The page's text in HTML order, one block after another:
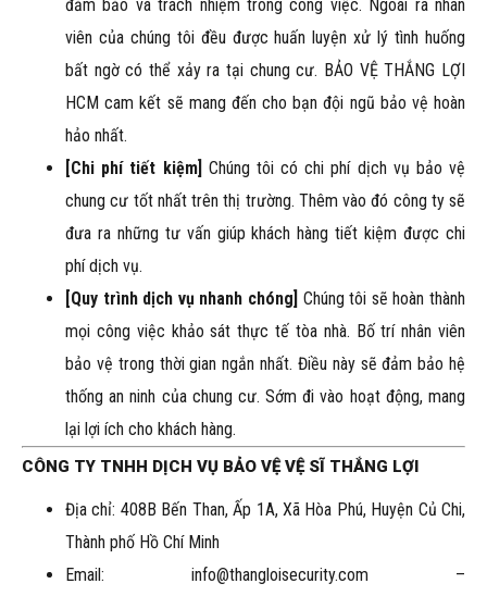
đảm bảo và trách nhiệm trong công việc. Ngoài ra nhân
viên của chúng tôi đều được huấn luyện xử lý tình huống
bất ngờ có thể xảy ra tại chung cư. BẢO VỆ THẮNG LỢI
HCM cam kết sẽ mang đến cho bạn đội ngũ bảo vệ hoàn
hảo nhất.
[Chi phí tiết kiệm] Chúng tôi có chi phí dịch vụ bảo vệ
chung cư tốt nhất trên thị trường. Thêm vào đó công ty sẽ
đưa ra những tư vấn giúp khách hàng tiết kiệm được chi
phí dịch vụ.
[Quy trình dịch vụ nhanh chóng] Chúng tôi sẽ hoàn thành
mọi công việc khảo sát thực tế tòa nhà. Bố trí nhân viên
bảo vệ trong thời gian ngắn nhất. Điều này sẽ đảm bảo hệ
thống an ninh của chung cư. Sớm đi vào hoạt động, mang
lại lợi ích cho khách hàng.
CÔNG TY TNHH DỊCH VỤ BẢO VỆ VỆ SĨ THẮNG LỢI
Địa chỉ: 408B Bến Than, Ấp 1A, Xã Hòa Phú, Huyện Củ Chi,
Thành phố Hồ Chí Minh
Email: info@thangloisecurity.com –